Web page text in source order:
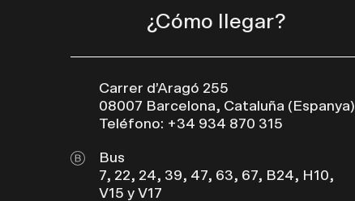
¿Cómo llegar?
Carrer d’Aragó 255
08007 Barcelona, Cataluña (Espanya)
Teléfono: +34 934 870 315
Bus
7, 22, 24, 39, 47, 63, 67, B24, H10,
V15 y V17